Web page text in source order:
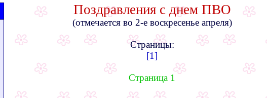
Поздравления с днем ПВО
(отмечается во 2-е воскресенье апреля)
Страницы:
[1]
Страница 1